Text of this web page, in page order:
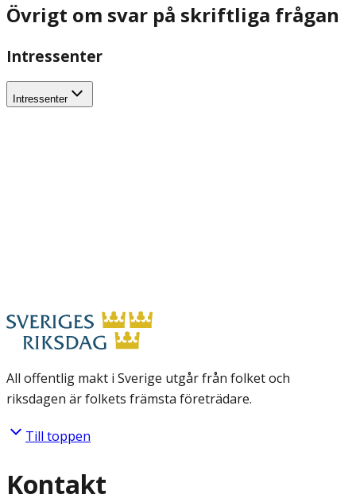
Övrigt om svar på skriftliga frågan
Intressenter
Intressenter
All offentlig makt i Sverige utgår från folket och
riksdagen är folkets främsta företrädare.
Till toppen
Kontakt